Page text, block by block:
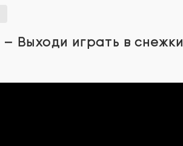
Выходи играть в снежки